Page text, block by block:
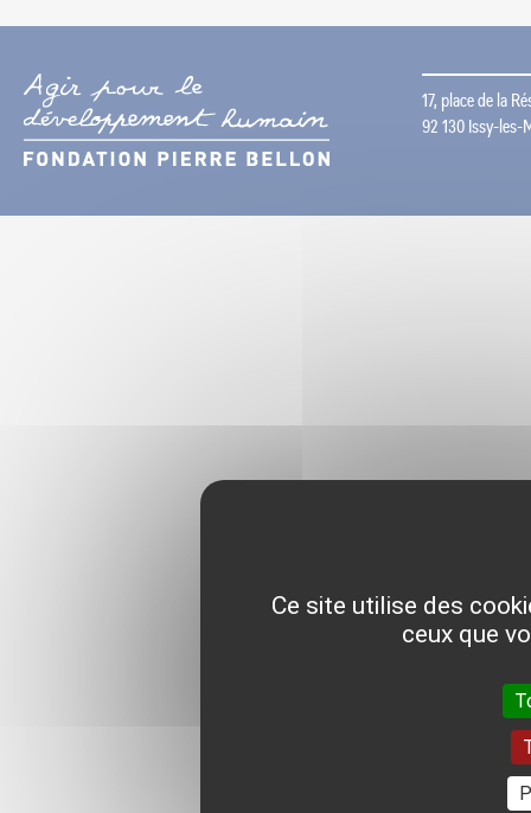
17, place de la
92 130 Issy-les-
Ce site utilise des
ceux que